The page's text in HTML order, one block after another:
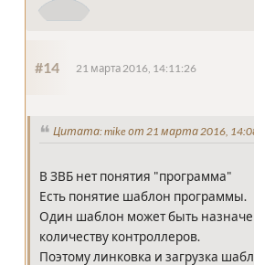
#14 21 марта 2016, 14:11:26
Цитата: mike от 21 марта 2016,
В ЗВБ нет понятия "программа"
Есть понятие шаблон программы.
Один шаблон может быть
количеству контроллеров.
Поэтому линковка и загрузка